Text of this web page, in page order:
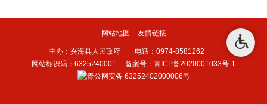
网站地图 友情链接
主办：兴海县人民政府 电话：0974-8581262
网站标识码：6325240001 备案号：青ICP备2020001033号-1
青公网安备 63252402000006号